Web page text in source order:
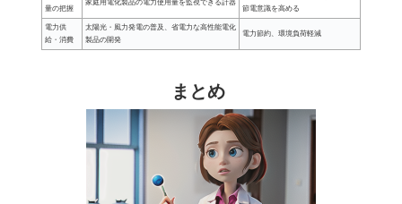
量の把握
家庭用電化製品の電力使用量を監視できる計器
節電意識を高める
電力供
給・消費
太陽光・風力発電の普及、省電力な高性能電化
製品の開発
電力節約、環境負荷軽減
まとめ